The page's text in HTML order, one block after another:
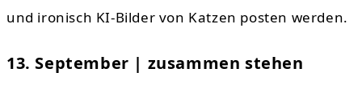
und ironisch KI-Bilder von Katzen posten werden.
13. September | zusammen stehen